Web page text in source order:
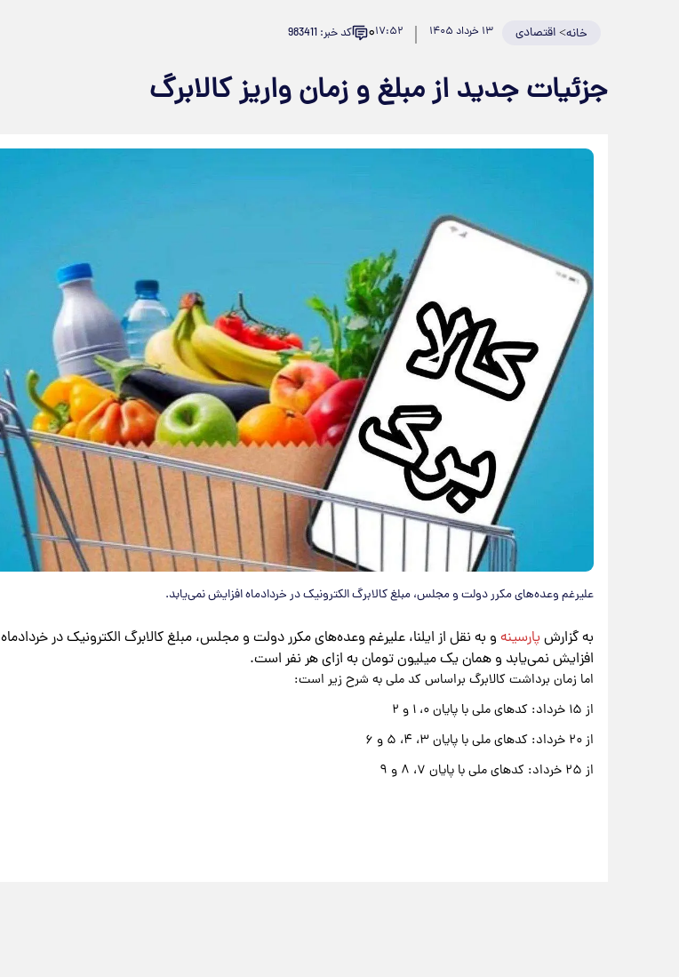
خانه>اقتصادی ۱۳ خرداد ۱۴۰۵ ۱۷:۵۲۰ کد خبر: 983411
جزئیات جدید از مبلغ و زمان واریز کالابرگ
علیرغم وعده‌های مکرر دولت و مجلس، مبلغ کالابرگ الکترونیک در خردادماه افزایش نمی‌یابد.
به گزارشپارسینه و به نقل از ایلنا، علیرغم وعده‌های مکرر دولت و مجلس، مبلغ کالابرگ الکترونیک در خردادماه
افزایش نمی‌یابد و همان یک میلیون تومان به ازای هر نفر است.
اما زمان برداشت کالابرگ براساس کد ملی به شرح زیر است:
از ۱۵ خرداد: کدهای ملی با پایان ۰، ۱ و ۲
از ۲۰ خرداد: کدهای ملی با پایان ۳، ۴، ۵ و ۶
از ۲۵ خرداد: کدهای ملی با پایان ۷، ۸ و ۹